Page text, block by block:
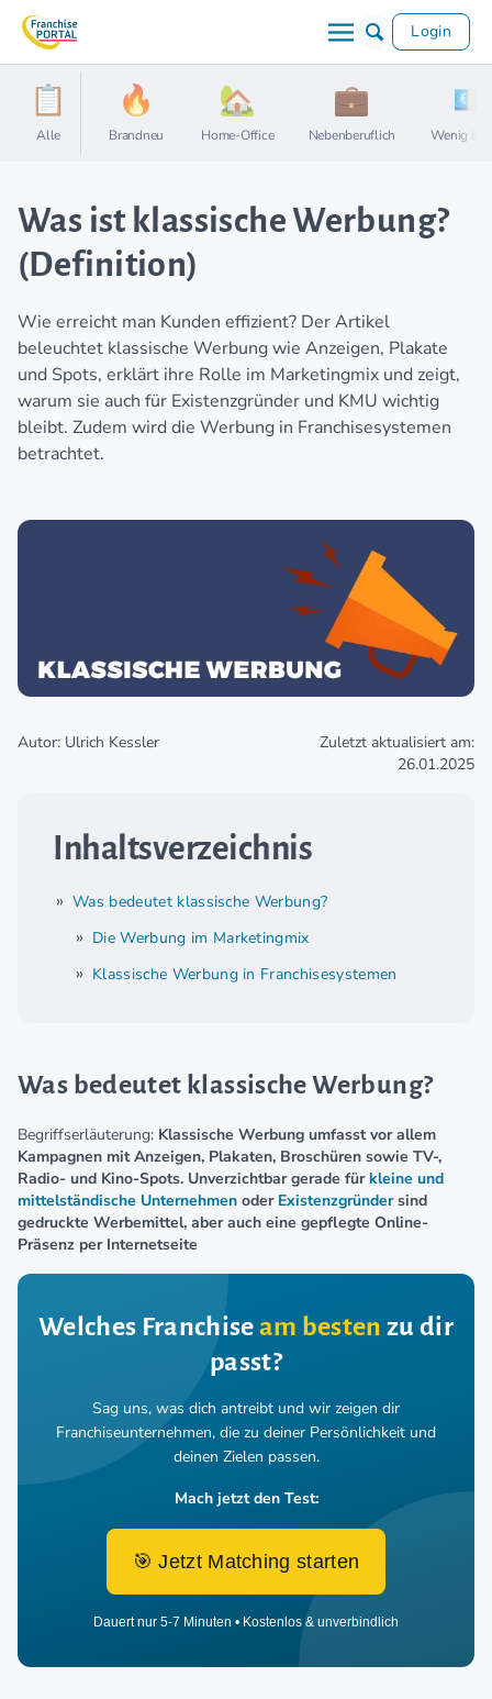
Login
Alle Brandneu Home-Office Nebenberuflich Wenig
Was ist klassische Werbung?
(Definition)
Wie erreicht man Kunden effizient? Der Artikel
beleuchtet klassische Werbung wie Anzeigen, Plakate
und Spots, erklärt ihre Rolle im Marketingmix und zeigt,
warum sie auch für Existenzgründer und KMU wichtig
bleibt. Zudem wird die Werbung in Franchisesystemen
betrachtet.
Autor: Ulrich Kessler
Zuletzt aktualisiert am:
26.01.2025
Inhaltsverzeichnis
Was bedeutet klassische Werbung?
Die Werbung im Marketingmix
Klassische Werbung in Franchisesystemen
Was bedeutet klassische Werbung?
Begriffserläuterung: Klassische Werbung umfasst vor allem
Kampagnen mit Anzeigen, Plakaten, Broschüren sowie TV-,
Radio- und Kino-Spots. Unverzichtbar gerade fürkleine und
mittelständische Unternehmen oder Existenzgründersind
gedruckte Werbemittel, aber auch eine gepflegte Online-
Präsenz per Internetseite
Welches Franchiseam besten zu dir
passt?
Sag uns, was dich antreibt und wir zeigen dir
Franchiseunternehmen, die zu deiner Persönlichkeit und
deinen Zielen passen.
Mach jetzt den Test:
🎯 Jetzt Matching starten
Dauert nur 5-7 Minuten • Kostenlos & unverbindlich